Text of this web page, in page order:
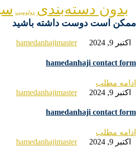
بدون دسته‌بندی دولومیت
است دوست داشته باشید
9, 2024
hamedanhajimaster
hamedanhaji contact
مطلب
9, 2024
hamedanhajimaster
hamedanhaji contact
مطلب
9, 2024
hamedanhajimaster